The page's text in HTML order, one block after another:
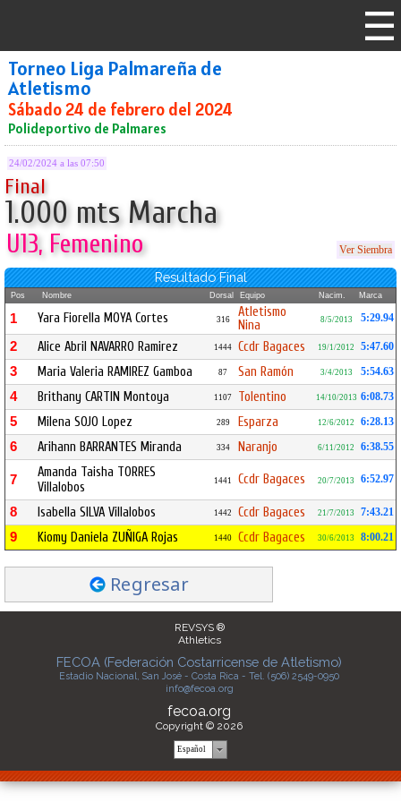
Torneo Liga Palmareña de
Atletismo
Sábado 24 de febrero del 2024
Polideportivo de Palmares
24/02/2024 a las 07:50
Final
1.000 mts Marcha
U13, Femenino Ver Siembra
Resultado Final
Pos Nombre Dorsal Equipo Nacim. Marca
1 Yara Fiorella MOYA Cortes 316
Atletismo
Nina
8/5/2013 5:29.94
2 Alice Abril NAVARRO Ramirez 1444 Ccdr Bagaces 19/1/2012 5:47.60
3 Maria Valeria RAMIREZ Gamboa 87 San Ramón 3/4/2013 5:54.63
4 Brithany CARTIN Montoya 1107 Tolentino 14/10/2013 6:08.73
5 Milena SOJO Lopez 289 Esparza 12/6/2012 6:28.13
6 Arihann BARRANTES Miranda 334 Naranjo 6/11/2012 6:38.55
7
Amanda Taisha TORRES
Villalobos
1441 Ccdr Bagaces 20/7/2013 6:52.97
8 Isabella SILVA Villalobos 1442 Ccdr Bagaces 21/7/2013 7:43.21
9 Kiomy Daniela ZUÑIGA Rojas 1440 Ccdr Bagaces 30/6/2013 8:00.21
Regresar
REVSYS ®
Athletics
FECOA (Federación Costarricense de Atletismo)
Estadio Nacional, San José - Costa Rica - Tel. (506) 2549-0950
info@fecoa.org
fecoa.org
Copyright © 2026